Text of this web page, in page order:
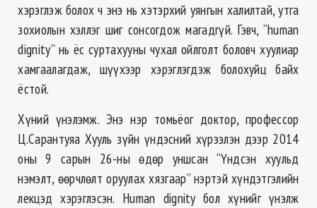
хэрэглэж болох ч энэ нь хэтэрхий уянгын халилтай, утга
зохиолын хэллэг шиг сонсогдож магадгүй. Гэвч, “human
dignity” нь ёс суртахууны чухал ойлголт боловч хуулиар
хамгаалагдаж, шүүхээр хэрэглэгдэж болохуйц байх
ёстой.
Хүний үнэлэмж. Энэ нэр томьёог доктор, профессор
Ц.Сарантуяа Хууль зүйн үндэсний хүрээлэн дээр 2014
оны 9 сарын 26-ны өдөр уншсан “Үндсэн хуульд
нэмэлт, өөрчлөлт оруулах хязгаар” нэртэй хүндэтгэлийн
лекцэд хэрэглэсэн. Human dignity бол хүнийг үнэлж